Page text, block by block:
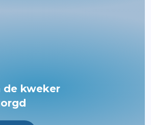
de kweker